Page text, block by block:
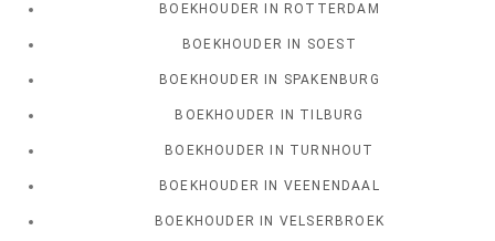
BOEKHOUDER IN ROTTERDAM
BOEKHOUDER IN SOEST
BOEKHOUDER IN SPAKENBURG
BOEKHOUDER IN TILBURG
BOEKHOUDER IN TURNHOUT
BOEKHOUDER IN VEENENDAAL
BOEKHOUDER IN VELSERBROEK